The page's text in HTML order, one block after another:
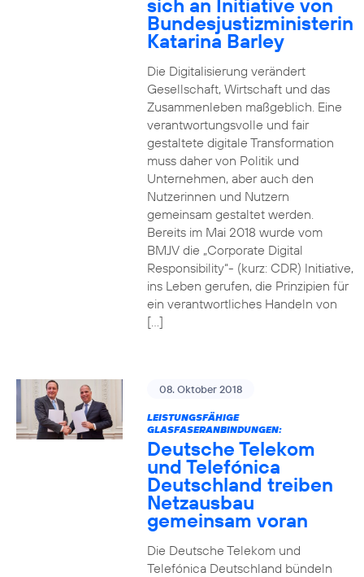
sich an Initiative von
Bundesjustizministerin
Katarina Barley
Die Digitalisierung verändert
Gesellschaft, Wirtschaft und das
Zusammenleben maßgeblich. Eine
verantwortungsvolle und fair
gestaltete digitale Transformation
muss daher von Politik und
Unternehmen, aber auch den
Nutzerinnen und Nutzern
gemeinsam gestaltet werden.
Bereits im Mai 2018 wurde vom
BMJV die „Corporate Digital
Responsibility“- (kurz: CDR) Initiative,
ins Leben gerufen, die Prinzipien für
ein verantwortliches Handeln von
[…]
08. Oktober 2018
LEISTUNGSFÄHIGE
GLASFASERANBINDUNGEN:
Deutsche Telekom
und Telefónica
Deutschland treiben
Netzausbau
gemeinsam voran
Die Deutsche Telekom und
Telefónica Deutschland bündeln